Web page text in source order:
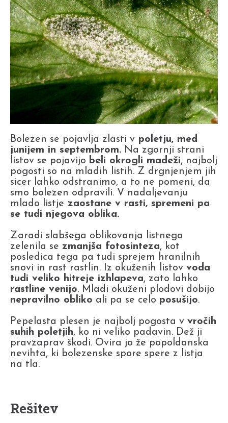
Bolezen se pojavlja zlasti v poletju, med
junijem in septembrom. Na zgornji strani
listov se pojavijo beli okrogli madeži, najbolj
pogosti so na mladih listih. Z drgnjenjem jih
sicer lahko odstranimo, a to ne pomeni, da
smo bolezen odpravili. V nadaljevanju
mlado listje zaostane v rasti, spremeni pa
se tudi njegova oblika.
Zaradi slabšega oblikovanja listnega
zelenila se zmanjša fotosinteza, kot
posledica tega pa tudi sprejem hranilnih
snovi in rast rastlin. Iz okuženih listov voda
tudi veliko hitreje izhlapeva, zato lahko
rastline venijo. Mladi okuženi plodovi dobijo
nepravilno obliko ali pa se celo posušijo.
Pepelasta plesen je najbolj pogosta v vročih
suhih poletjih, ko ni veliko padavin. Dež ji
pravzaprav škodi. Ovira jo že popoldanska
nevihta, ki bolezenske spore spere z listja
na tla.
Rešitev